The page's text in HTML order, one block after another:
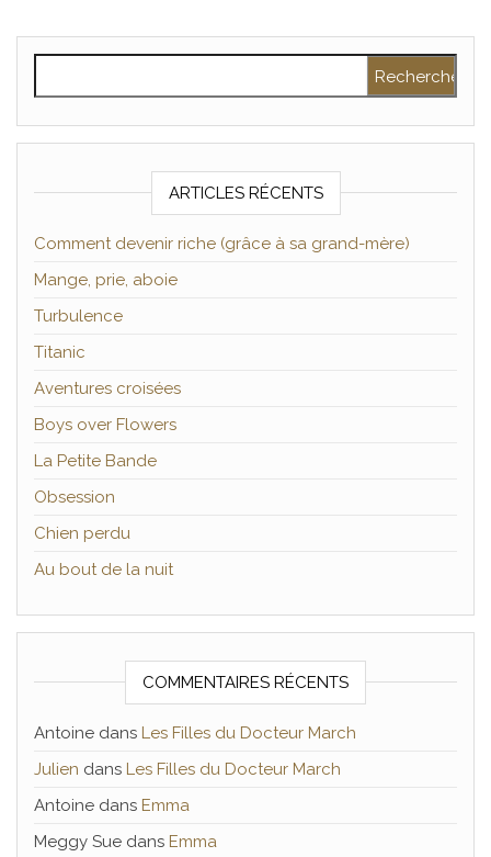
ARTICLES RÉCENTS
Comment devenir riche (grâce à sa grand-mère)
Mange, prie, aboie
Turbulence
Titanic
Aventures croisées
Boys over Flowers
La Petite Bande
Obsession
Chien perdu
Au bout de la nuit
COMMENTAIRES RÉCENTS
Antoine dans Les Filles du Docteur March
Julien dans Les Filles du Docteur March
Antoine dans Emma
Meggy Sue dans Emma